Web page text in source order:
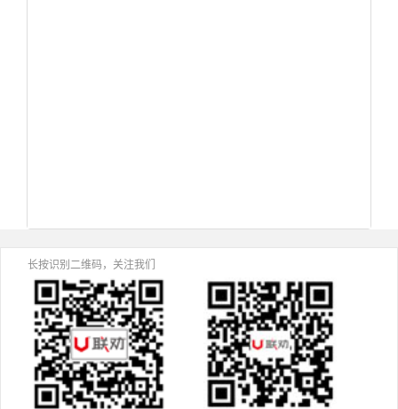
长按识别二维码，关注我们